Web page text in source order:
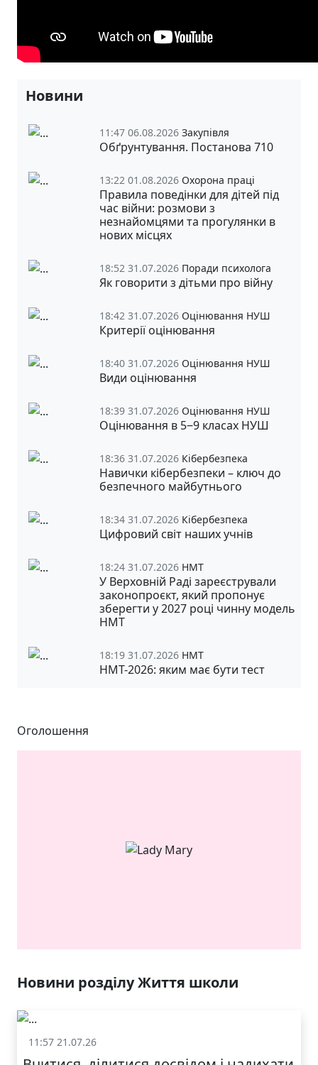
Новини
11:47 06.08.2026 Закупівля
Обґрунтування. Постанова 710
13:22 01.08.2026 Охорона праці
Правила поведінки для дітей під
час війни: розмови з
незнайомцями та прогулянки в
нових місцях
18:52 31.07.2026 Поради психолога
Як говорити з дітьми про війну
18:42 31.07.2026 Оцінювання НУШ
Критерії оцінювання
18:40 31.07.2026 Оцінювання НУШ
Види оцінювання
18:39 31.07.2026 Оцінювання НУШ
Оцінювання в 5‒9 класах НУШ
18:36 31.07.2026 Кібербезпека
Навички кібербезпеки – ключ до
безпечного майбутнього
18:34 31.07.2026 Кібербезпека
Цифровий світ наших учнів
18:24 31.07.2026 НМТ
У Верховній Раді зареєстрували
законопроєкт, який пропонує
зберегти у 2027 році чинну модель
НМТ
18:19 31.07.2026 НМТ
НМТ-2026: яким має бути тест
Оголошення
У ЛЬВОВІ
Новини розділу Життя школи
11:57 21.07.26